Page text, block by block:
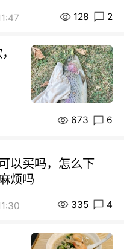
128 2
673 6
以买吗，怎么下
烦吗
335 4